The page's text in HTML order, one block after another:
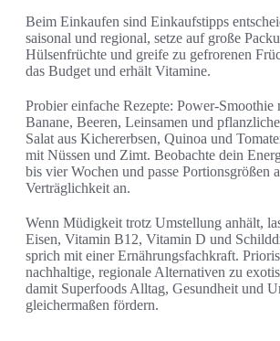
Beim Einkaufen sind Einkaufstipps
saisonal und regional, setze auf große
Hülsenfrüchte und greife zu gefrorenen
das Budget und erhält Vitamine.
Probier einfache Rezepte: Power-Smoothie
Banane, Beeren, Leinsamen und
Salat aus Kichererbsen, Quinoa und
mit Nüssen und Zimt. Beobachte dein
bis vier Wochen und passe Portionsgrößen
Verträglichkeit an.
Wenn Müdigkeit trotz Umstellung anhält,
Eisen, Vitamin B12, Vitamin D und
sprich mit einer Ernährungsfachkraft.
nachhaltige, regionale Alternativen zu
damit Superfoods Alltag, Gesundheit und
gleichermaßen fördern.